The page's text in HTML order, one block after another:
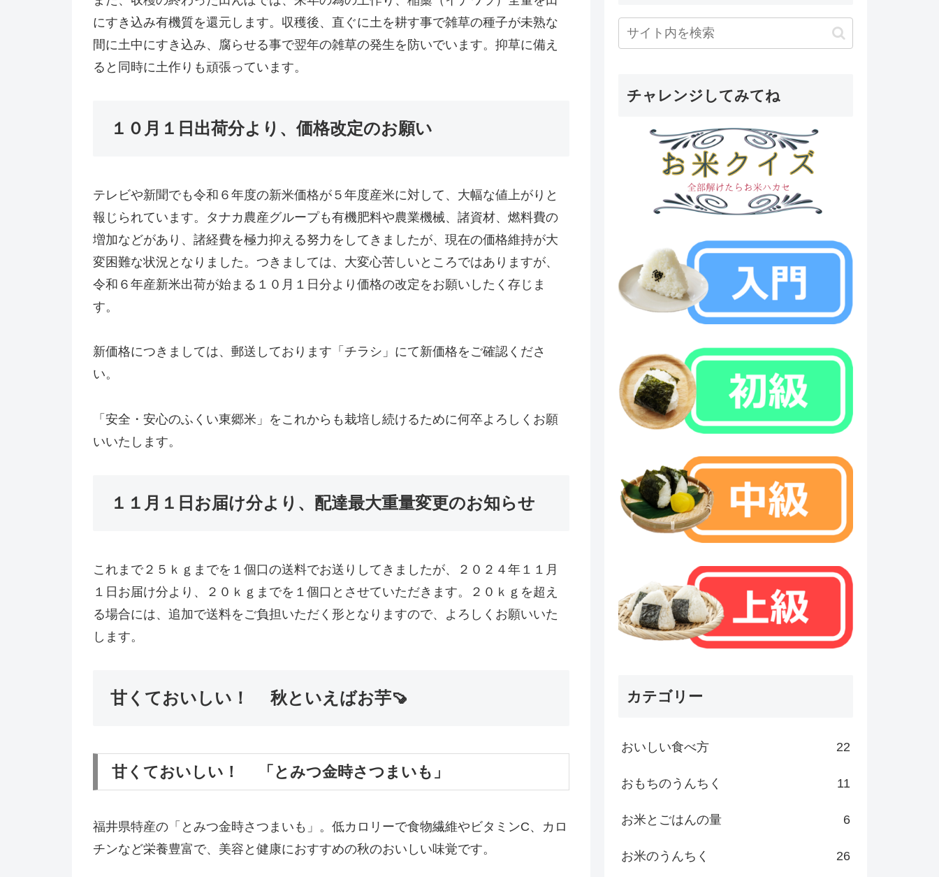
にすき込み有機質を還元します。収穫後、直ぐに土を耕す事で雑草の種子が未熟な
間に土中にすき込み、腐らせる事で翌年の雑草の発生を防いでいます。抑草に備え
ると同時に土作りも頑張っています。
１０月１日出荷分より、価格改定のお願い
テレビや新聞でも令和６年度の新米価格が５年度産米に対して、大幅な値上がりと
報じられています。タナカ農産グループも有機肥料や農業機械、諸資材、燃料費の
増加などがあり、諸経費を極力抑える努力をしてきましたが、現在の価格維持が大
変困難な状況となりました。つきましては、大変心苦しいところではありますが、
令和６年産新米出荷が始まる１０月１日分より価格の改定をお願いしたく存じま
す。
新価格につきましては、郵送しております「チラシ」にて新価格をご確認くださ
い。
「安全・安心のふくい東郷米」をこれからも栽培し続けるために何卒よろしくお願
いいたします。
１１月１日お届け分より、配達最大重量変更のお知らせ
これまで２５ｋｇまでを１個口の送料でお送りしてきましたが、２０２４年１１月
１日お届け分より、２０ｋｇまでを１個口とさせていただきます。２０ｋｇを超え
る場合には、追加で送料をご負担いただく形となりますので、よろしくお願いいた
します。
甘くておいしい！ 秋といえばお芋🍠
甘くておいしい！ 「とみつ金時さつまいも」
福井県特産の「とみつ金時さつまいも」。低カロリーで食物繊維やビタミンC、カロ
チンなど栄養豊富で、美容と健康におすすめの秋のおいしい味覚です。
チャレンジしてみてね
カテゴリー
おいしい食べ方 22
おもちのうんちく 11
お米とごはんの量 6
お米のうんちく 26